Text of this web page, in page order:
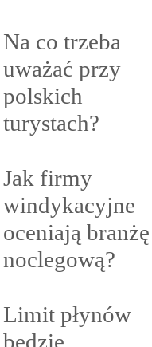
Na co trzeba
uważać przy
polskich
turystach?
Jak firmy
windykacyjne
oceniają branżę
noclegową?
Limit płynów
będzie